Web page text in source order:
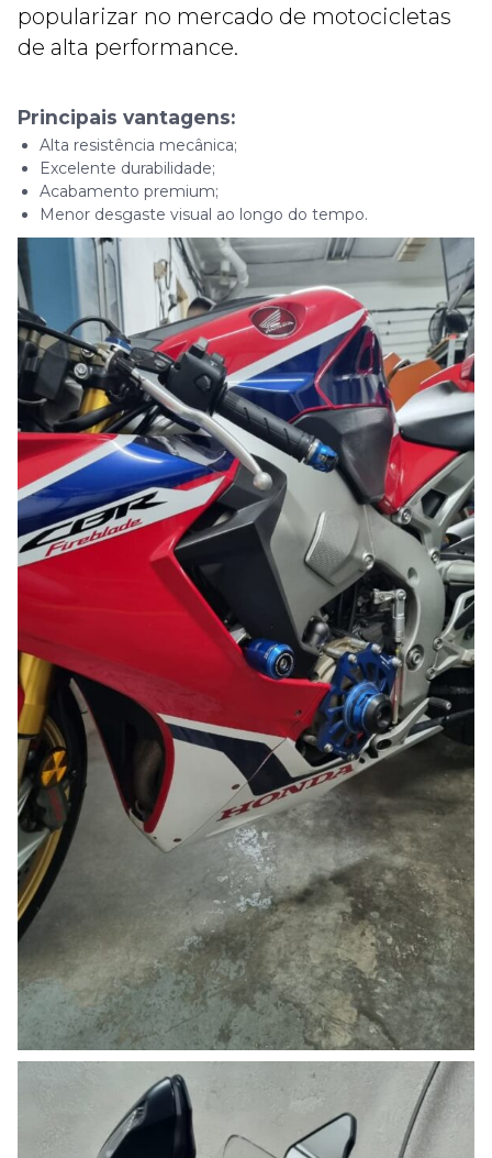
popularizar no mercado de motocicletas
de alta performance.
Principais vantagens:
Alta resistência mecânica;
Excelente durabilidade;
Acabamento premium;
Menor desgaste visual ao longo do tempo.